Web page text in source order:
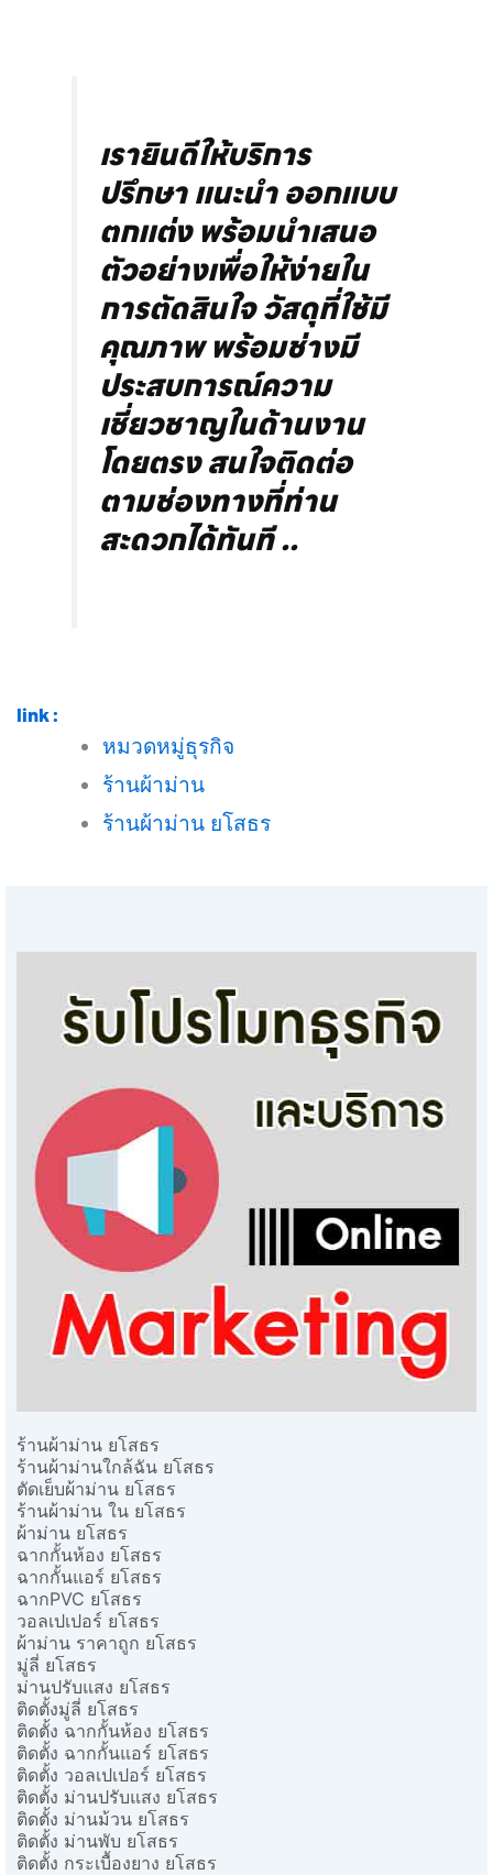
เรายินดีให้บริการ
ปรึกษา แนะนำ ออกแบบ
ตกแต่ง พร้อมนำเสนอ
ตัวอย่างเพื่อให้ง่ายใน
การตัดสินใจ วัสดุที่ใช้มี
คุณภาพ พร้อมช่างมี
ประสบการณ์ความ
เชี่ยวชาญในด้านงาน
โดยตรง สนใจติดต่อ
ตามช่องทางที่ท่าน
สะดวกได้ทันที ..
link :
หมวดหมู่ธุรกิจ
ร้านผ้าม่าน
ร้านผ้าม่าน ยโสธร
ร้านผ้าม่าน ยโสธร
ร้านผ้าม่านใกล้ฉัน ยโสธร
ตัดเย็บผ้าม่าน ยโสธร
ร้านผ้าม่าน ใน ยโสธร
ผ้าม่าน ยโสธร
ฉากกั้นห้อง ยโสธร
ฉากกั้นแอร์ ยโสธร
ฉากPVC ยโสธร
วอลเปเปอร์ ยโสธร
ผ้าม่าน ราคาถูก ยโสธร
มู่ลี่ ยโสธร
ม่านปรับแสง ยโสธร
ติดตั้งมู่ลี่ ยโสธร
ติดตั้ง ฉากกั้นห้อง ยโสธร
ติดตั้ง ฉากกั้นแอร์ ยโสธร
ติดตั้ง วอลเปเปอร์ ยโสธร
ติดตั้ง ม่านปรับแสง ยโสธร
ติดตั้ง ม่านม้วน ยโสธร
ติดตั้ง ม่านพับ ยโสธร
ติดตั้ง กระเบื้องยาง ยโสธร